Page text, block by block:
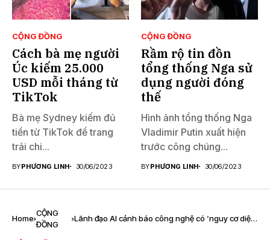
CỘNG ĐỒNG
Cách bà mẹ người
Úc kiếm 25.000
USD mỗi tháng từ
TikTok
Bà mẹ Sydney kiếm đủ
tiền từ TikTok để trang
trải chi...
BYPHƯƠNG LINH 30/06/2023
CỘNG ĐỒNG
Rầm rộ tin đồn
tổng thống Nga sử
dụng người đóng
thế
Hình ảnh tổng thống Nga
Vladimir Putin xuất hiện
trước công chúng...
BYPHƯƠNG LINH 30/06/2023
Home
CỘNG
ĐỒNG
Lãnh đạo AI cảnh báo công nghệ có ‘nguy cơ diệt